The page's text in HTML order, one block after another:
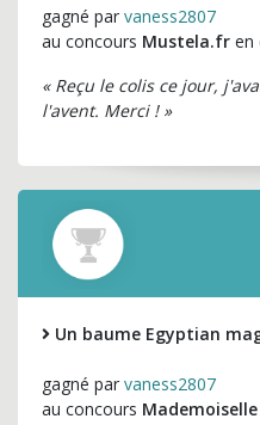
gagné par vaness2807
au concours Mustela.fr en
« Reçu le colis ce jour,
l'avent. Merci ! »
Un baume Egyptian
gagné par vaness2807
au concours